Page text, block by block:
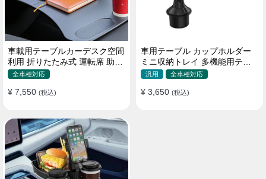
車載用テーブルカーデスク空間
利用 折りたたみ式 運転席 助手
席 多機能 滑り止め 安定
全車種対応
¥ 7,550 (税込)
車用テーブル カップホルダー
ミニ収納トレイ 多機能用テー
ブル 食事 物置き用 高品質
汎用 全車種対応
¥ 3,650 (税込)